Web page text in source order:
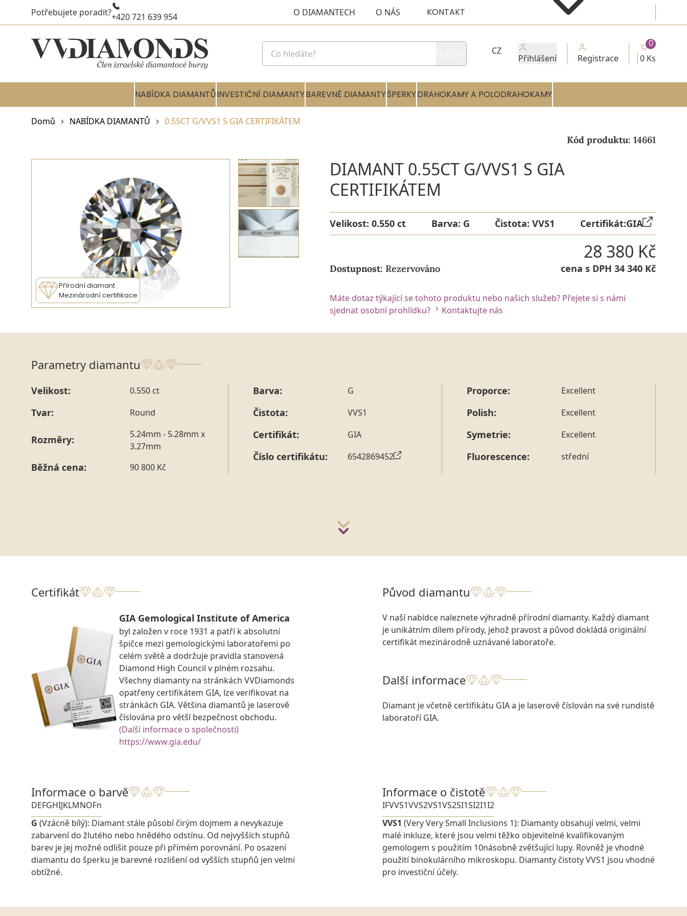
Potřebujete poradit?+420 721 639 954 O DIAMANTECH O NÁS KONTAKT
CZ
Přihlášení Registrace 0 Ks
0
NABÍDKA DIAMANTŮINVESTIČNÍ DIAMANTYBAREVNÉ DIAMANTYŠPERKYDRAHOKAMY A POLODRAHOKAMY
Domů NABÍDKA DIAMANTŮ 0.55CT G/VVS1 S GIA CERTIFIKÁTEM
Kód produktu: 14661
Přírodní diamant
Mezinárodní certifikace
DIAMANT 0.55CT G/VVS1 S GIA
CERTIFIKÁTEM
Velikost: 0.550 ct Barva: G Čistota:VVS1 Certifikát:GIA
Dostupnost: Rezervováno
28 380 Kč
cena s DPH 34 340 Kč
Máte dotaz týkající se tohoto produktu nebo našich služeb? Přejete si s námi
sjednat osobní prohlídku?
Kontaktujte nás
Parametry diamantu
Velikost: 0.550 ct
Tvar: Round
Rozměry:
5.24mm - 5.28mm x
3.27mm
Běžná cena: 90 800 Kč
Barva: G
Čistota: VVS1
Certifikát: GIA
Číslo certifikátu: 6542869452
Proporce: Excellent
Polish: Excellent
Symetrie: Excellent
Fluorescence: střední
Certifikát
GIA Gemological Institute of America
byl založen v roce 1931 a patří k absolutní
špičce mezi gemologickými laboratořemi po
celém světě a dodržuje pravidla stanovená
Diamond High Council v plném rozsahu.
Všechny diamanty na stránkách VVDiamonds
opatřeny certifikátem GIA, lze verifikovat na
stránkách GIA. Většina diamantů je laserově
číslována pro větší bezpečnost obchodu.
(Další informace o společnosti)
https://www.gia.edu/
Původ diamantu
V naší nabídce naleznete výhradně přírodní diamanty. Každý diamant
je unikátním dílem přírody, jehož pravost a původ dokládá originální
certifikát mezinárodně uznávané laboratoře.
Další informace
Diamant je včetně certifikátu GIA a je laserově číslován na své rundistě
laboratoří GIA.
Informace o barvě
DEFGHIJKLMNOFn
G (Vzácně bílý): Diamant stále působí čirým dojmem a nevykazuje
zabarvení do žlutého nebo hnědého odstínu. Od nejvyšších stupňů
barev je jej možné odlišit pouze při přímém porovnání. Po osazení
diamantu do šperku je barevné rozlišení od vyšších stupňů jen velmi
obtížné.
Informace o čistotě
IFVVS1VVS2VS1VS2SI1SI2I1I2
VVS1 (Very Very Small Inclusions 1): Diamanty obsahují velmi, velmi
malé inkluze, které jsou velmi těžko objevitelné kvalifikovaným
gemologem s použitím 10násobně zvětšující lupy. Rovněž je vhodné
použití binokulárního mikroskopu. Diamanty čistoty VVS1 jsou vhodné
pro investiční účely.